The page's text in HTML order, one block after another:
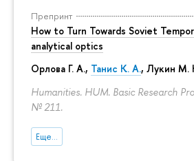
Препринт
How to Turn Towards Soviet
analytical optics
Орлова Г. А., Танис К. А., Лукин М.
Humanities. HUM. Basic Research
№ 211.
Еще...